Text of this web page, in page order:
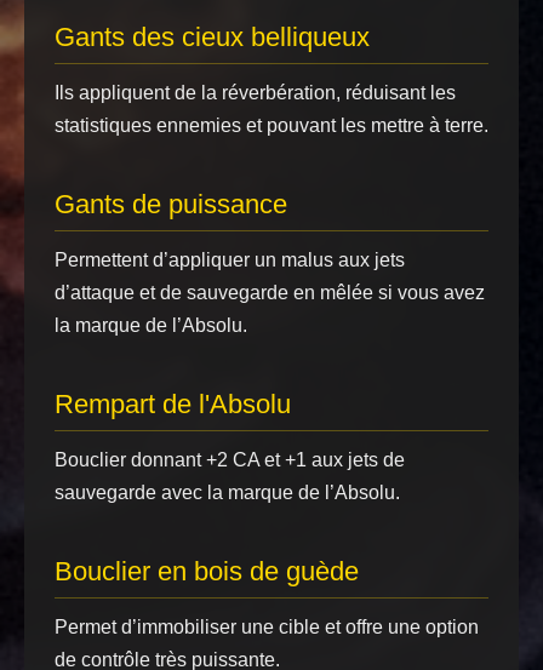
Gants des cieux belliqueux
Ils appliquent de la réverbération, réduisant les
statistiques ennemies et pouvant les mettre à terre.
Gants de puissance
Permettent d’appliquer un malus aux jets
d’attaque et de sauvegarde en mêlée si vous avez
la marque de l’Absolu.
Rempart de l'Absolu
Bouclier donnant +2 CA et +1 aux jets de
sauvegarde avec la marque de l’Absolu.
Bouclier en bois de guède
Permet d’immobiliser une cible et offre une option
de contrôle très puissante.